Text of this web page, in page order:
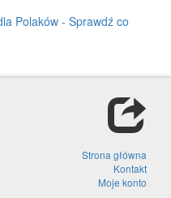
Polaków - Sprawdź co
Strona główna
Kontakt
Moje konto